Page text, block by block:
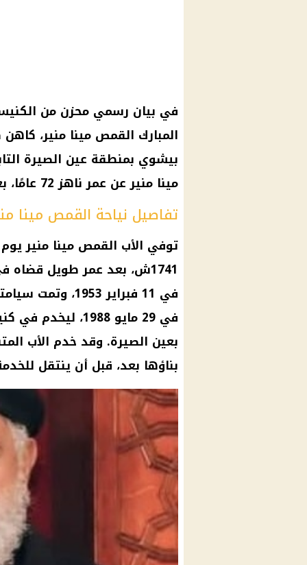
في بيان رسمي محزن من
المبارك القمص مينا منير،
بيشوي بمنطقة عين الصيرة
مينا منير عن عمر ناهز 72 عامًا، بعد خدمة كهنوتية امتدت لـ 37 عامًا.
تفاصيل نياحة القمص مينا
1741ش، بعد عمر طويل
في 11 فبراير
في 29 مايو 1988،
بعين الصيرة. وقد خدم الأب
بناؤها بعد، قبل أن ينتقل